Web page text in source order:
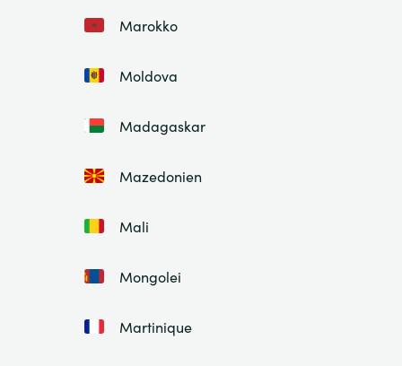
Marokko
Moldova
Madagaskar
Mazedonien
Mali
Mongolei
Martinique